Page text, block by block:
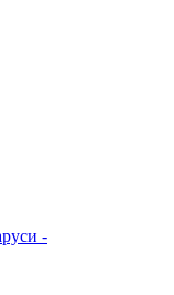
-